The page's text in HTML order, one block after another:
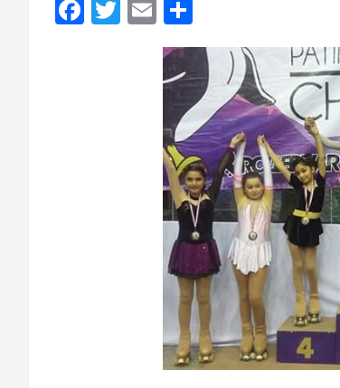
F
T
E
m
ail
o
m
p
ar
tir